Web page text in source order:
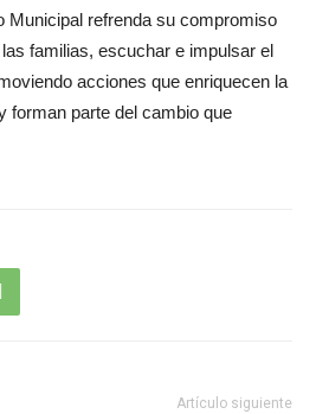
Municipal refrenda su compromiso
familias, escuchar e impulsar el
acciones que enriquecen la
forman parte del cambio que
Artículo siguiente